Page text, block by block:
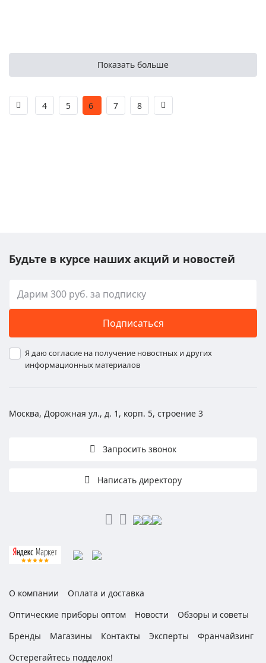
Показать больше
4 5 6 7 8
Будьте в курсе наших акций и новостей
Подписаться
Я даю согласие на получение новостных и других
информационных материалов
Москва, Дорожная ул., д. 1, корп. 5, строение 3
Запросить звонок
Написать директору
О компании
Оплата и доставка
Оптические приборы оптом
Новости
Обзоры и советы
Бренды
Магазины Контакты Эксперты
Франчайзинг
Остерегайтесь подделок!